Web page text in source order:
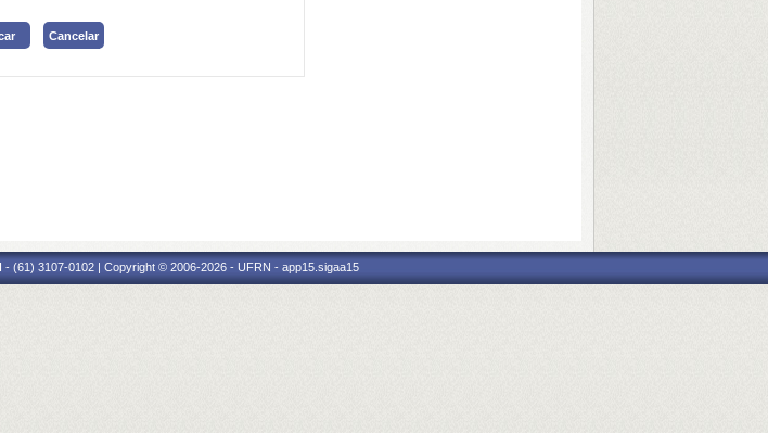
(61) 3107-0102 | Copyright © 2006-2026 - UFRN - app15.sigaa15